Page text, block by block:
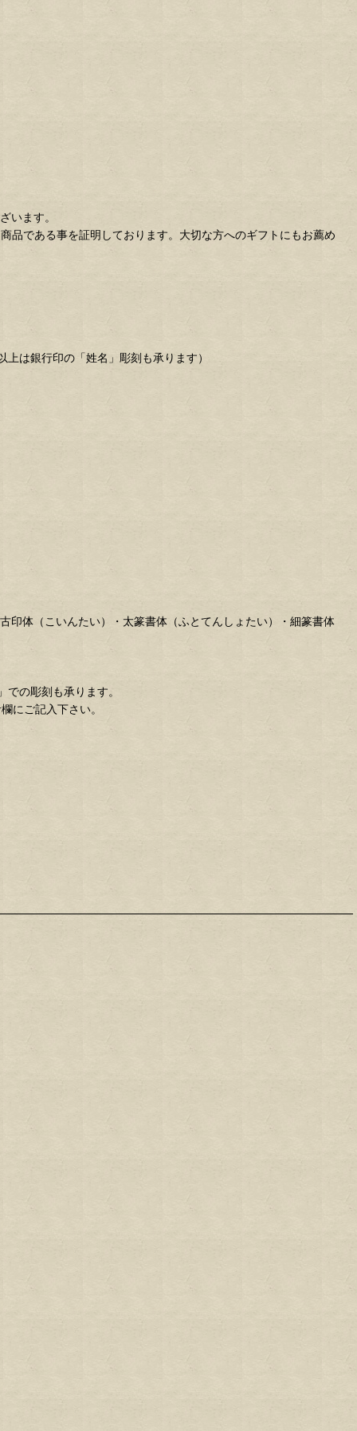
います。
品である事を証明しております。大切な方へのギフトにもお薦め
は銀行印の「姓名」彫刻も承ります）
体（こいんたい）・太篆書体（ふとてんしょたい）・細篆書体
の彫刻も承ります。
にご記入下さい。